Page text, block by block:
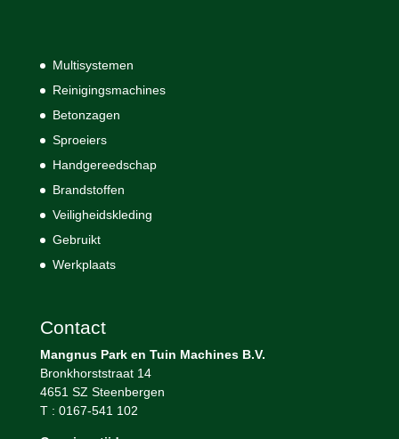
Multisystemen
Reinigingsmachines
Betonzagen
Sproeiers
Handgereedschap
Brandstoffen
Veiligheidskleding
Gebruikt
Werkplaats
Contact
Mangnus Park en Tuin Machines B.V.
Bronkhorststraat 14
4651 SZ Steenbergen
T : 0167-541 102